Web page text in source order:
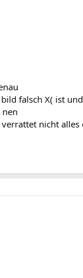
falsch X( ist
nicht